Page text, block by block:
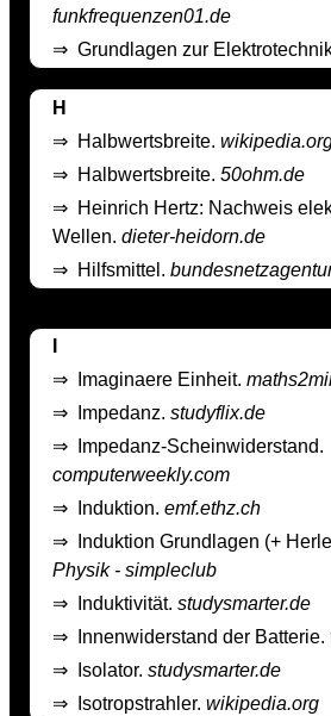
funkfrequenzen01.de
⇒ Grundlagen zur
H
⇒ Halbwertsbreite.
⇒ Halbwertsbreite. 50ohm.de
⇒ Heinrich Hertz: Nachweis
Wellen. dieter-heidorn.de
⇒ Hilfsmittel.
⇒
Imaginaere Einheit.
⇒
Impedanz. studyflix.de
⇒
Impedanz-Scheinwiderstand.
computerweekly.com
⇒
Induktion. emf.ethz.ch
⇒
Induktion Grundlagen (+
Physik - simpleclub
⇒
Induktivität. studysmarter.de
⇒
Innenwiderstand der Batterie.
⇒
Isolator. studysmarter.de
⇒
Isotropstrahler. wikipedia.org